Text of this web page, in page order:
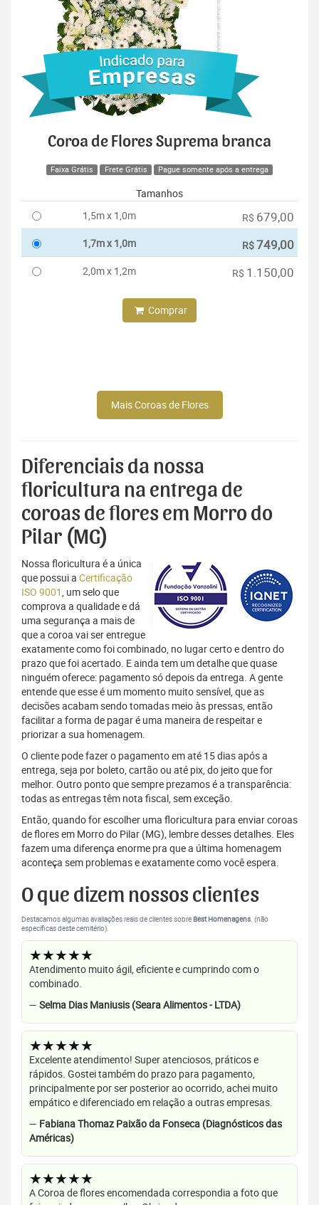
Coroa de Flores Suprema branca
Faixa Grátis Frete Grátis Pague somente após a entrega
Tamanhos
1,5m x 1,0m
R$ 679,00
1,7m x 1,0m R$749,00
2,0m x 1,2m R$ 1.150,00
Comprar
Mais Coroas de Flores
Diferenciais da nossa
floricultura na entrega de
coroas de flores em Morro do
Pilar (MG)
Nossa floricultura é a única
que possui a Certificação
ISO 9001, um selo que
comprova a qualidade e dá
uma segurança a mais de
que a coroa vai ser entregue
exatamente como foi combinado, no lugar certo e dentro do
prazo que foi acertado. E ainda tem um detalhe que quase
ninguém oferece: pagamento só depois da entrega. A gente
entende que esse é um momento muito sensível, que as
decisões acabam sendo tomadas meio às pressas, então
facilitar a forma de pagar é uma maneira de respeitar e
priorizar a sua homenagem.
O cliente pode fazer o pagamento em até 15 dias após a
entrega, seja por boleto, cartão ou até pix, do jeito que for
melhor. Outro ponto que sempre prezamos é a transparência:
todas as entregas têm nota fiscal, sem exceção.
Então, quando for escolher uma floricultura para enviar coroas
de flores em Morro do Pilar (MG), lembre desses detalhes. Eles
fazem uma diferença enorme pra que a última homenagem
aconteça sem problemas e exatamente como você espera.
O que dizem nossos clientes
Destacamos algumas avaliações reais de clientes sobre Best Homenagens. (não
específicas deste cemitério).
★★★★★
Atendimento muito ágil, eficiente e cumprindo com o
combinado.
— Selma Dias Maniusis (Seara Alimentos - LTDA)
★★★★★
Excelente atendimento! Super atenciosos, práticos e
rápidos. Gostei também do prazo para pagamento,
principalmente por ser posterior ao ocorrido, achei muito
empático e diferenciado em relação a outras empresas.
— Fabiana Thomaz Paixão da Fonseca (Diagnósticos das
Américas)
★★★★★
A Coroa de flores encomendada correspondia a foto que